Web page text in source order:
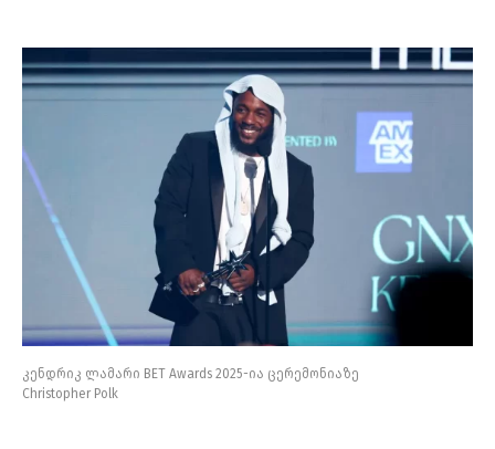
კენდრიკ ლამარი BET Awards 2025-ია ცერემონიაზე
Christopher Polk